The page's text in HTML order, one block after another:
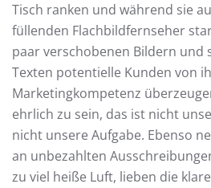
Tisch ranken und während sie
füllenden Flachbildfernseher
paar verschobenen Bildern und
Texten potentielle Kunden von
Marketingkompetenz
ehrlich zu sein, das ist nicht
nicht unsere Aufgabe. Ebenso
an unbezahlten
zu viel heiße Luft, lieben die